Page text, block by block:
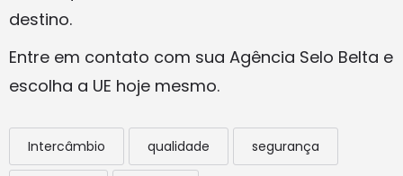
destino.
Entre em contato com sua Agência Selo Belta e
escolha a UE hoje mesmo.
Intercâmbio qualidade segurança